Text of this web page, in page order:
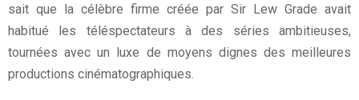
sait que la célèbre firme créée par Sir Lew Grade avait
habitué les téléspectateurs à des séries ambitieuses,
tournées avec un luxe de moyens dignes des meilleures
productions cinématographiques.